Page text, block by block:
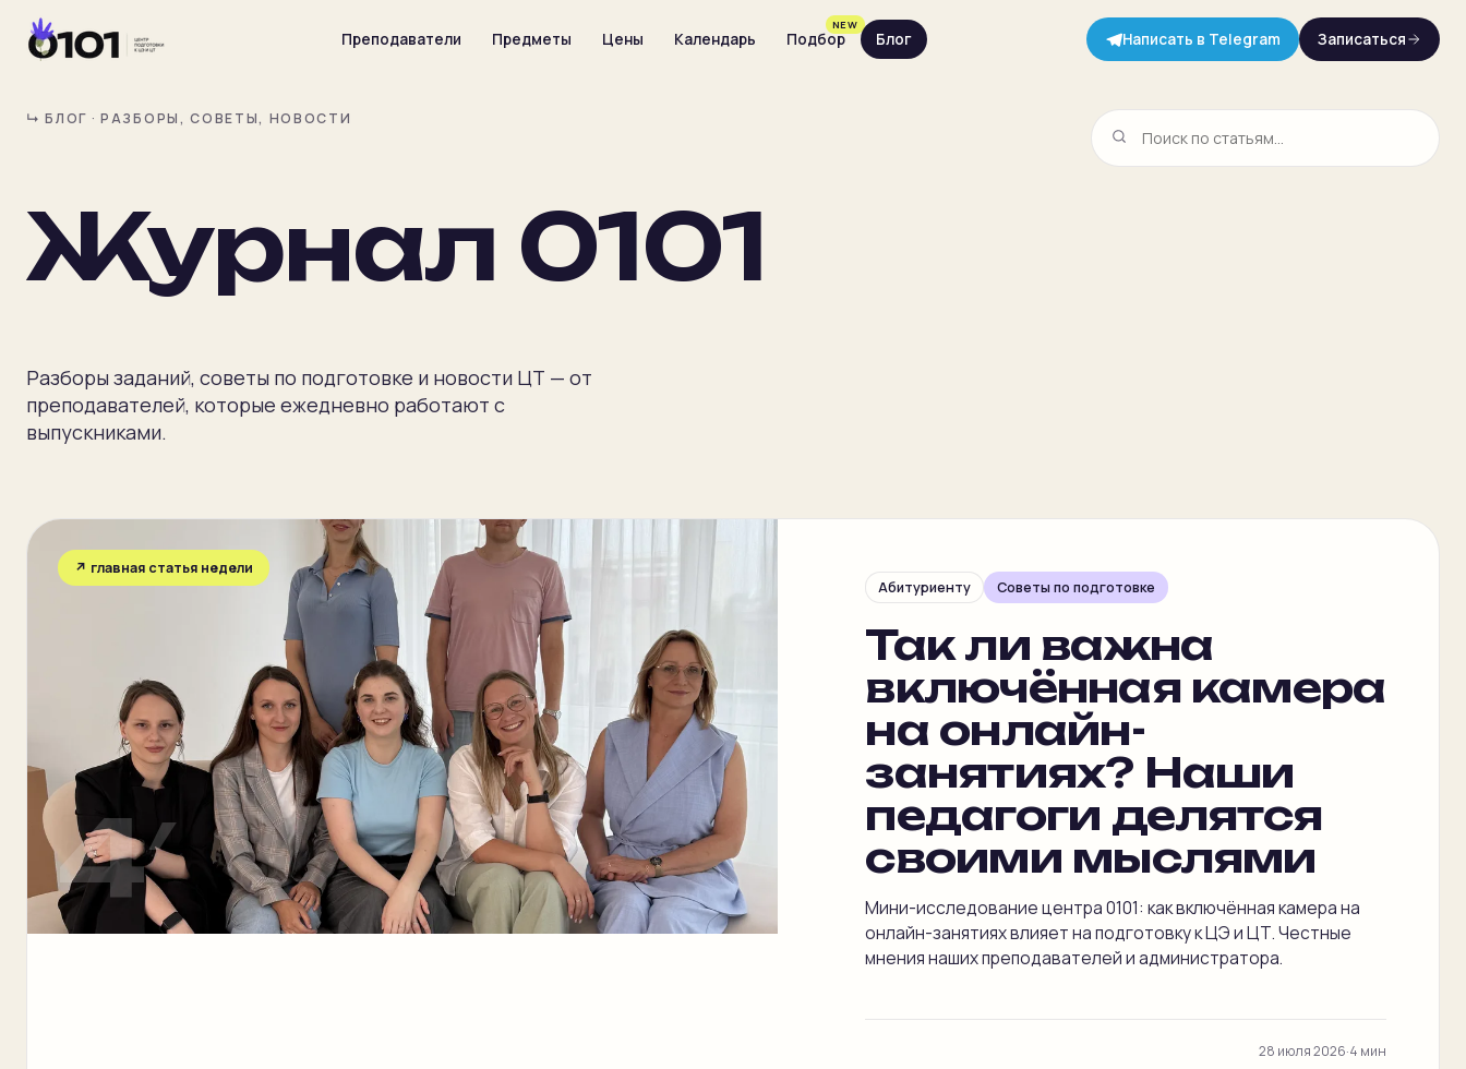
Преподаватели Предметы Цены Календарь Подбор
NEW
Блог Написать в Telegram Записаться
Главная
Преподаватели
Цены
Календарь
Блог
Пробный урок
бесплатно
Записаться
↳ БЛОГ · РАЗБОРЫ, СОВЕТЫ, НОВОСТИ
Журнал 0101
Разборы заданий, советы по подготовке и новости ЦТ — от
преподавателей, которые ежедневно работают с
выпускниками.
↗ главная статья недели
4′
Абитуриенту Советы по подготовке
Так ли важна
включённая камера
на онлайн-
занятиях? Наши
педагоги делятся
своими мыслями
Мини-исследование центра 0101: как включённая камера на
онлайн-занятиях влияет на подготовку к ЦЭ и ЦТ. Честные
мнения наших преподавателей и администратора.
28 июля 2026·4 мин